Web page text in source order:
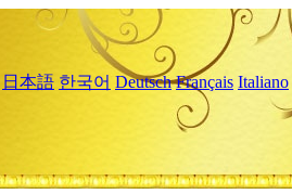
日本語 한국어 Deutsch Français Italiano